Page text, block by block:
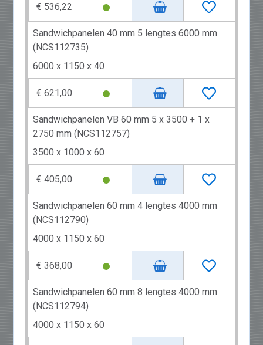
€ 536,22
Sandwichpanelen 40 mm 5 lengtes 6000 mm
(NCS112735)
6000 x 1150 x 40
€ 621,00
Sandwichpanelen VB 60 mm 5 x 3500 + 1 x
2750 mm (NCS112757)
3500 x 1000 x 60
€ 405,00
Sandwichpanelen 60 mm 4 lengtes 4000 mm
(NCS112790)
4000 x 1150 x 60
€ 368,00
Sandwichpanelen 60 mm 8 lengtes 4000 mm
(NCS112794)
4000 x 1150 x 60